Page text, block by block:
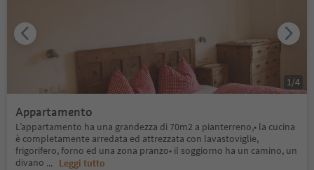
Appartamento
L’appartamento ha una grandezza di 70m2 a pianterreno,• la cucina
è completamente arredata ed attrezzata con lavastoviglie,
frigorifero, forno ed una zona pranzo• il soggiorno ha un camino, un
divano ... Leggi tutto
1 /4